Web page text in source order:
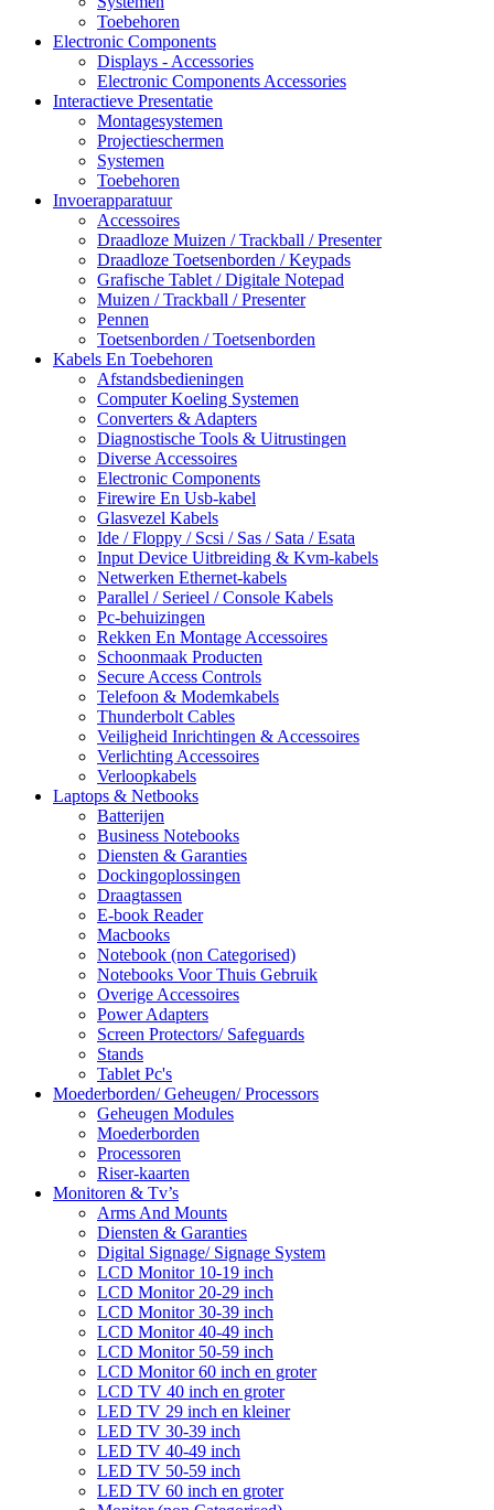
Toebehoren
Electronic Components
Displays - Accessories
Electronic Components Accessories
Interactieve Presentatie
Montagesystemen
Projectieschermen
Systemen
Toebehoren
Invoerapparatuur
Accessoires
Draadloze Muizen / Trackball / Presenter
Draadloze Toetsenborden / Keypads
Grafische Tablet / Digitale Notepad
Muizen / Trackball / Presenter
Pennen
Toetsenborden / Toetsenborden
Kabels En Toebehoren
Afstandsbedieningen
Computer Koeling Systemen
Converters & Adapters
Diagnostische Tools & Uitrustingen
Diverse Accessoires
Electronic Components
Firewire En Usb-kabel
Glasvezel Kabels
Ide / Floppy / Scsi / Sas / Sata / Esata
Input Device Uitbreiding & Kvm-kabels
Netwerken Ethernet-kabels
Parallel / Serieel / Console Kabels
Pc-behuizingen
Rekken En Montage Accessoires
Schoonmaak Producten
Secure Access Controls
Telefoon & Modemkabels
Thunderbolt Cables
Veiligheid Inrichtingen & Accessoires
Verlichting Accessoires
Verloopkabels
Laptops & Netbooks
Batterijen
Business Notebooks
Diensten & Garanties
Dockingoplossingen
Draagtassen
E-book Reader
Macbooks
Notebook (non Categorised)
Notebooks Voor Thuis Gebruik
Overige Accessoires
Power Adapters
Screen Protectors/ Safeguards
Stands
Tablet Pc's
Moederborden/ Geheugen/ Processors
Geheugen Modules
Moederborden
Processoren
Riser-kaarten
Monitoren & Tv’s
Arms And Mounts
Diensten & Garanties
Digital Signage/ Signage System
LCD Monitor 10-19 inch
LCD Monitor 20-29 inch
LCD Monitor 30-39 inch
LCD Monitor 40-49 inch
LCD Monitor 50-59 inch
LCD Monitor 60 inch en groter
LCD TV 40 inch en groter
LED TV 29 inch en kleiner
LED TV 30-39 inch
LED TV 40-49 inch
LED TV 50-59 inch
LED TV 60 inch en groter